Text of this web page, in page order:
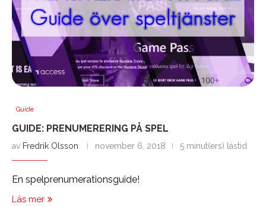
Guide
GUIDE: PRENUMERERING PÅ SPEL
av Fredrik Olsson november 6, 2018 5 minut(ers) lästid
En spelprenumerationsguide!
Läs mer